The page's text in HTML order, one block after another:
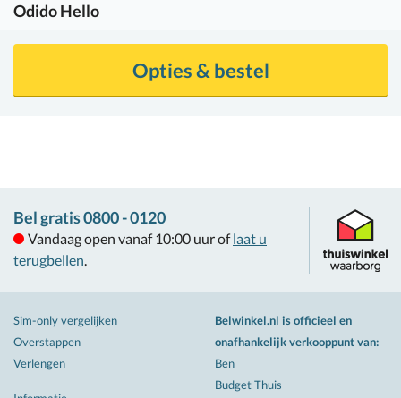
OdidoHello
Opties & bestel
Bel gratis 0800 - 0120
Vandaag open vanaf 10:00 uur of laat u
terugbellen.
Sim-only vergelijken
Overstappen
Verlengen
Belwinkel.nl is officieel en
onafhankelijk verkooppunt van:
Ben
Budget Thuis